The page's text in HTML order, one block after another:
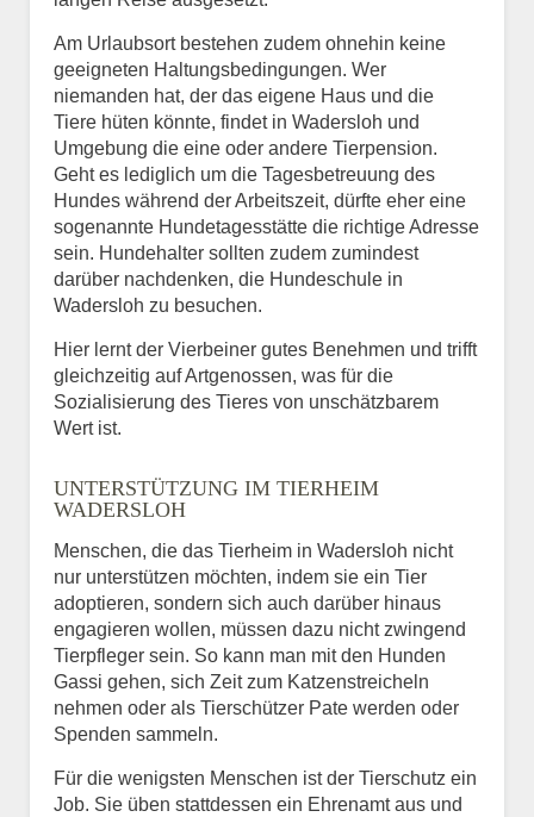
Am Urlaubsort bestehen zudem ohnehin keine
geeigneten Haltungsbedingungen. Wer
niemanden hat, der das eigene Haus und die
Tiere hüten könnte, findet in Wadersloh und
Umgebung die eine oder andere Tierpension.
Geht es lediglich um die Tagesbetreuung des
Hundes während der Arbeitszeit, dürfte eher eine
sogenannte Hundetagesstätte die richtige Adresse
sein. Hundehalter sollten zudem zumindest
darüber nachdenken, die Hundeschule in
Wadersloh zu besuchen.
Hier lernt der Vierbeiner gutes Benehmen und trifft
gleichzeitig auf Artgenossen, was für die
Sozialisierung des Tieres von unschätzbarem
Wert ist.
UNTERSTÜTZUNG IM TIERHEIM
WADERSLOH
Menschen, die das Tierheim in Wadersloh nicht
nur unterstützen möchten, indem sie ein Tier
adoptieren, sondern sich auch darüber hinaus
engagieren wollen, müssen dazu nicht zwingend
Tierpfleger sein. So kann man mit den Hunden
Gassi gehen, sich Zeit zum Katzenstreicheln
nehmen oder als Tierschützer Pate werden oder
Spenden sammeln.
Für die wenigsten Menschen ist der Tierschutz ein
Job. Sie üben stattdessen ein Ehrenamt aus und